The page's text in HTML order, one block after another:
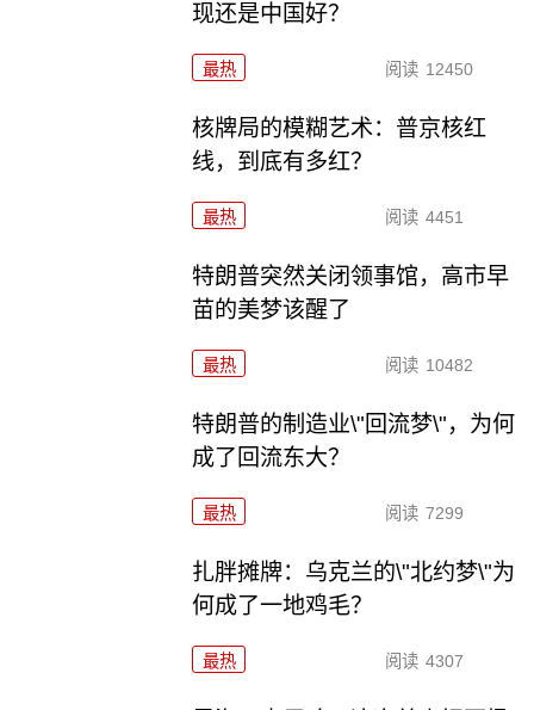
现还是中国好？
最热 阅读 12450
核牌局的模糊艺术：普京核红
线，到底有多红？
最热 阅读 4451
特朗普突然关闭领事馆，高市早
苗的美梦该醒了
最热 阅读 10482
特朗普的制造业\"回流梦\"，为何
成了回流东大？
最热 阅读 7299
扎胖摊牌：乌克兰的\"北约梦\"为
何成了一地鸡毛？
最热 阅读 4307